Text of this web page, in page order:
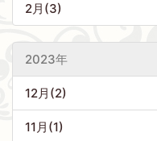
2月(3)
2023年
12月(2)
11月(1)